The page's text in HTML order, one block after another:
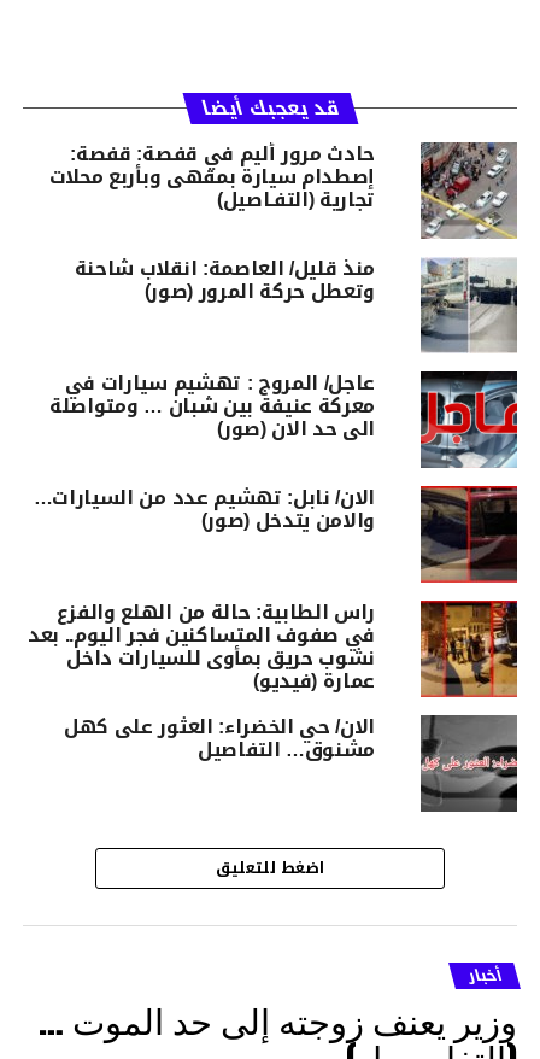
قد يعجبك أيضا
حادث مرور أليم في قفصة: قفصة:
إصطدام سيارة بمقهى وبأربع محلات
تجارية (التفـاصيل)
منذ قليل/ العاصمة: انقلاب شاحنة
وتعطل حركة المرور (صور)
عاجل/ المروج : تهشيم سيارات في
معركة عنيفة بين شبان … ومتواصلة
الى حد الان (صور)
الان/ نابل: تهشيم عدد من السيارات…
والامن يتدخل (صور)
راس الطابية: حالة من الهلع والفزع
في صفوف المتساكنين فجر اليوم.. بعد
نشوب حريق بمأوى للسيارات داخل
عمارة (فيديو)
الان/ حي الخضراء: العثور على كهل
مشنوق… التفاصيل
اضغط للتعليق
أخبار
وزير يعنف زوجته إلى حد الموت …